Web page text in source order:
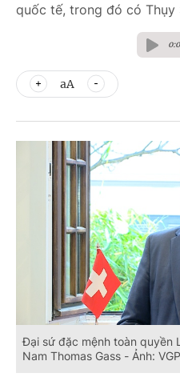
quốc tế, trong đó có Thụy
aA
Đại sứ đặc mệnh toàn quyền
Nam Thomas Gass - Ảnh: